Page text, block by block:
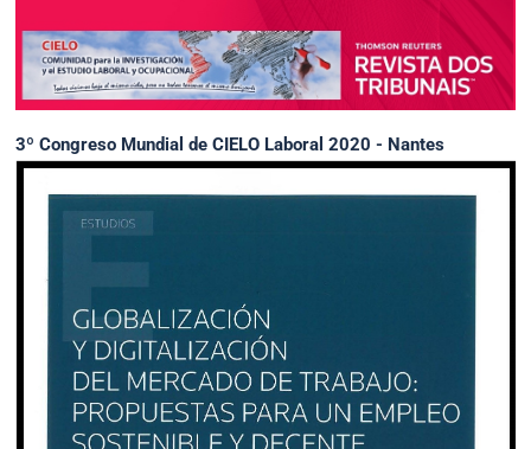
3º Congreso Mundial de CIELO Laboral 2020 - Nantes